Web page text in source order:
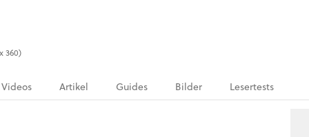
360)
Videos Artikel Guides Bilder Lesertests